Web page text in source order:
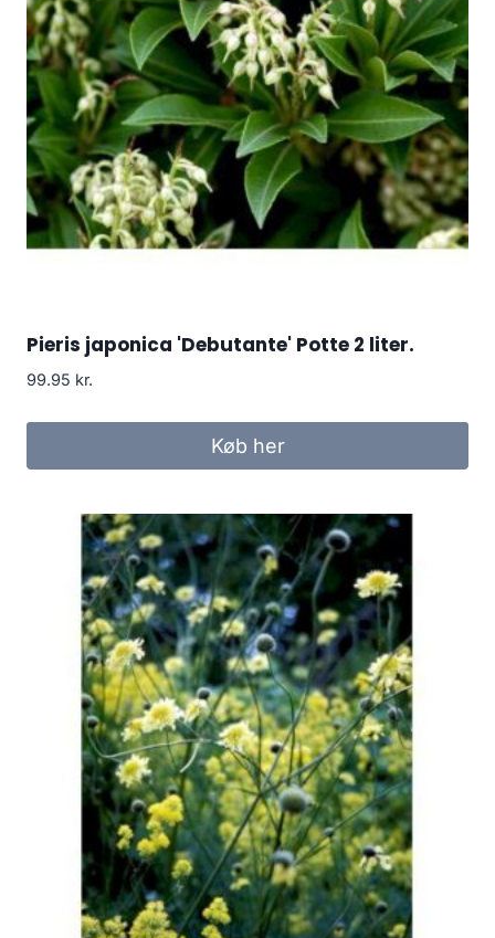
Pieris japonica 'Debutante' Potte 2 liter.
99.95 kr.
Køb her